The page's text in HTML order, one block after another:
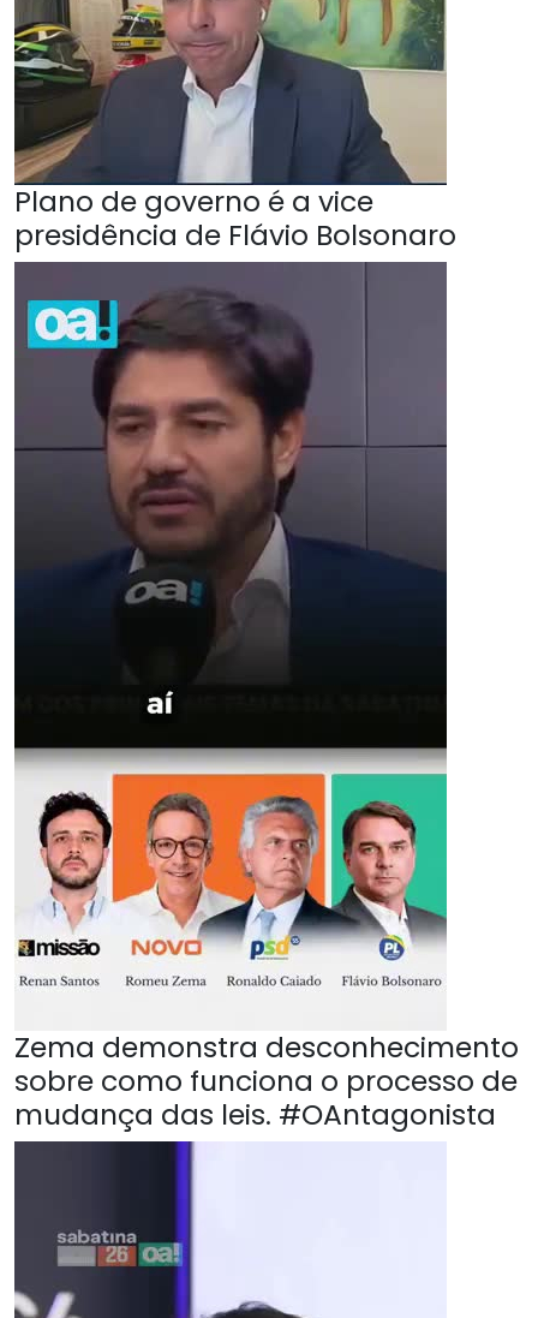
Plano de governo é a vice
presidência de Flávio Bolsonaro
Zema demonstra desconhecimento
sobre como funciona o processo de
mudança das leis. #OAntagonista